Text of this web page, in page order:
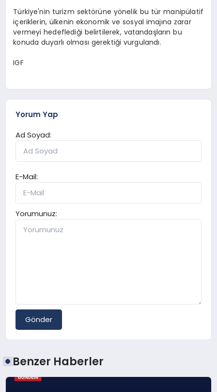
Türkiye'nin turizm sektörüne yönelik bu tür manipülatif
içeriklerin, ülkenin ekonomik ve sosyal imajına zarar
vermeyi hedeflediği belirtilerek, vatandaşların bu
konuda duyarlı olması gerektiği vurgulandı.
IGF
Yorum Yap
Ad Soyad:
E-Mail:
Yorumunuz:
Gönder
Benzer Haberler